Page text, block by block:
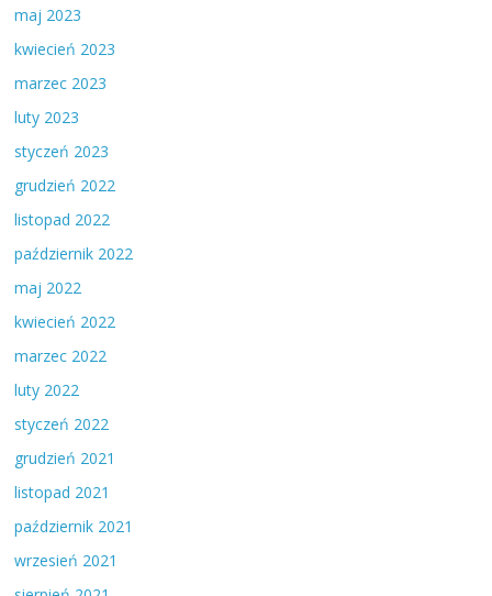
maj 2023
kwiecień 2023
marzec 2023
luty 2023
styczeń 2023
grudzień 2022
listopad 2022
październik 2022
maj 2022
kwiecień 2022
marzec 2022
luty 2022
styczeń 2022
grudzień 2021
listopad 2021
październik 2021
wrzesień 2021